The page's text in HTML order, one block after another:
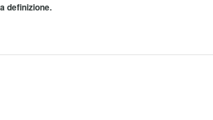
definizione.